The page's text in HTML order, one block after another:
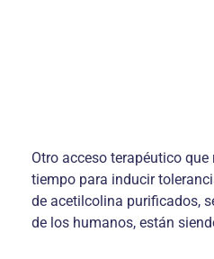
Otro acceso terapéutico
tiempo para inducir
de acetilcolina purificados,
de los humanos, están